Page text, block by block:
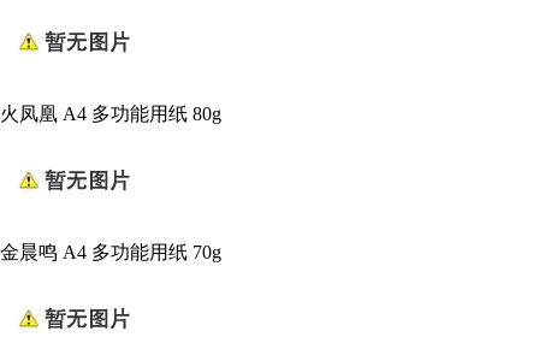
火凤凰 A4 多功能用纸 80g
金晨鸣 A4 多功能用纸 70g